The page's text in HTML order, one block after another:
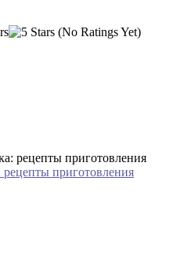
(No Ratings Yet)
рецепты приготовления